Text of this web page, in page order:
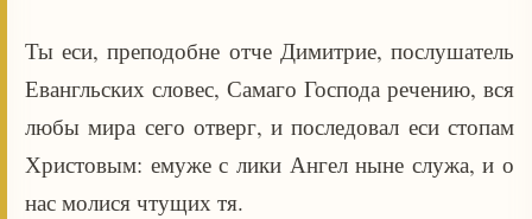
Ты еси, преподобне отче Димитрие, послушатель
Евангльских словес, Самаго Господа речению, вся
любы мира сего отверг, и последовал еси стопам
Христовым: емуже с лики Ангел ныне служа, и о
нас молися чтущих тя.